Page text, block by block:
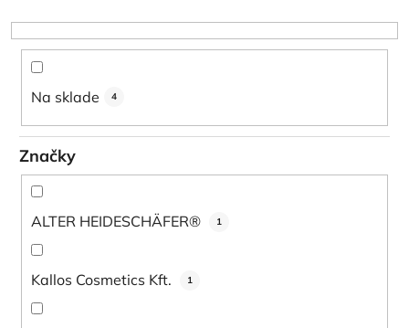
r
o
o
Na sklade 4
Značky
ALTER HEIDESCHÄFER® 1
Kallos Cosmetics Kft. 1